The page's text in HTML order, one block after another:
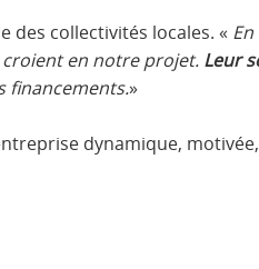
des collectivités locales. «
en notre projet. Leur
financements.»
dynamique,